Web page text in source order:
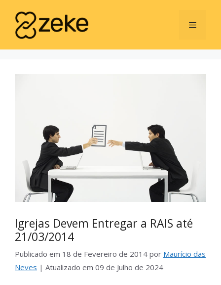
Igrejas Devem Entregar a RAIS até
21/03/2014
Publicado em 18 de Fevereiro de 2014 por Maurício das
Neves | Atualizado em 09 de Julho de 2024